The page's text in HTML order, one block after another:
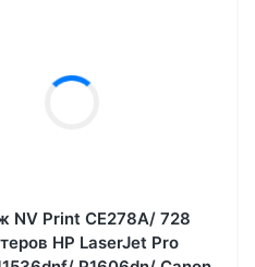
NV Print CE278A/ 728
HP LaserJet Pro